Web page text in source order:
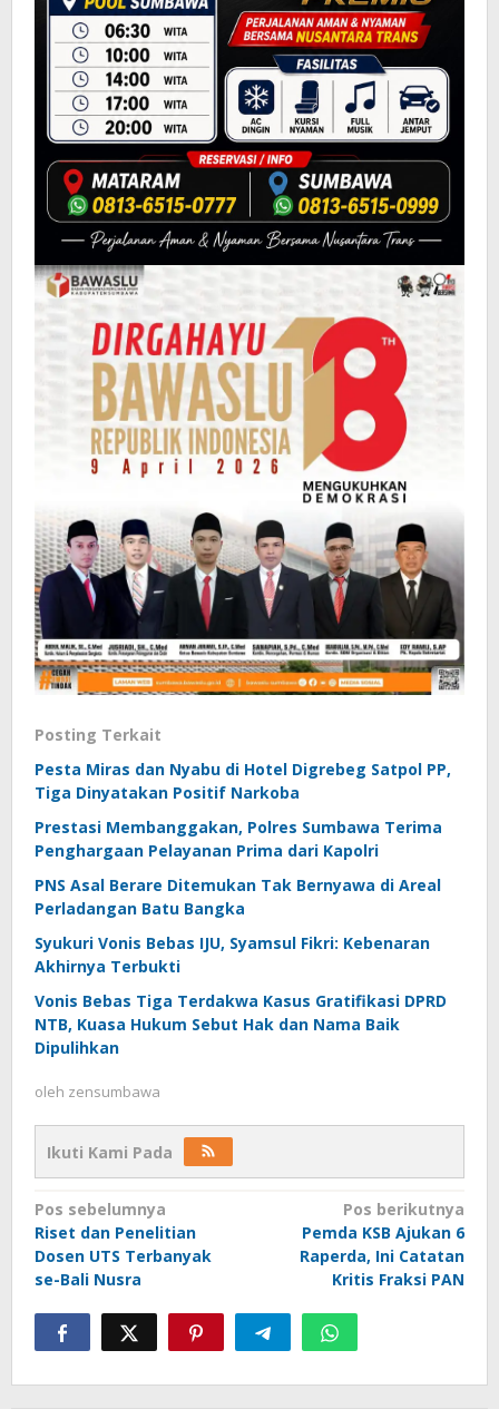
Posting Terkait
Pesta Miras dan Nyabu di Hotel Digrebeg Satpol PP,
Tiga Dinyatakan Positif Narkoba
Prestasi Membanggakan, Polres Sumbawa Terima
Penghargaan Pelayanan Prima dari Kapolri
PNS Asal Berare Ditemukan Tak Bernyawa di Areal
Perladangan Batu Bangka
Syukuri Vonis Bebas IJU, Syamsul Fikri: Kebenaran
Akhirnya Terbukti
Vonis Bebas Tiga Terdakwa Kasus Gratifikasi DPRD
NTB, Kuasa Hukum Sebut Hak dan Nama Baik
Dipulihkan
oleh zensumbawa
Ikuti Kami Pada
Navigasi
pos
Pos sebelumnya
Riset dan Penelitian
Dosen UTS Terbanyak
se-Bali Nusra
Pos berikutnya
Pemda KSB Ajukan 6
Raperda, Ini Catatan
Kritis Fraksi PAN